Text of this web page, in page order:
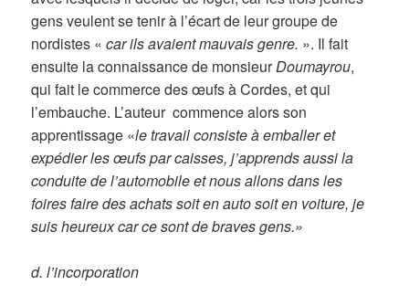
gens veulent se tenir à l’écart de leur groupe de
nordistes «car ils avaient mauvais genre. ». Il fait
ensuite la connaissance de monsieurDoumayrou,
qui fait le commerce des œufs à Cordes, et qui
l’embauche. L’auteur commence alors son
apprentissage «le travail consiste à emballer et
expédier les œufs par caisses, j’apprends aussi la
conduite de l’automobile et nous allons dans les
foires faire des achats soit en auto soit en voiture, je
suis heureux car ce sont de braves gens.»
d. l’incorporation